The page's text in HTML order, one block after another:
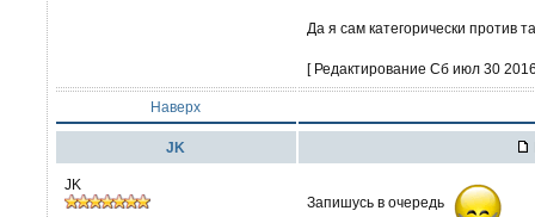
Да я сам категорически против
[ Редактирование Сб июл 30
Наверх
JK
JK
Запишусь в очередь